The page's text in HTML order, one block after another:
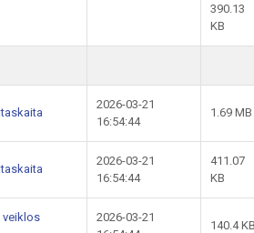
390.13
KB
2026-03-21
16:54:44
1.69 MB
2026-03-21
16:54:44
411.07
KB
veiklos
2026-03-21
140.4 KB